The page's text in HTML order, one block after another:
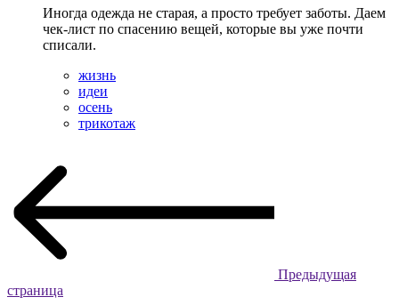
Иногда одежда не старая, а просто требует заботы. Даем
чек-лист по спасению вещей, которые вы уже почти
списали.
жизнь
идеи
осень
трикотаж
Предыдущая
страница